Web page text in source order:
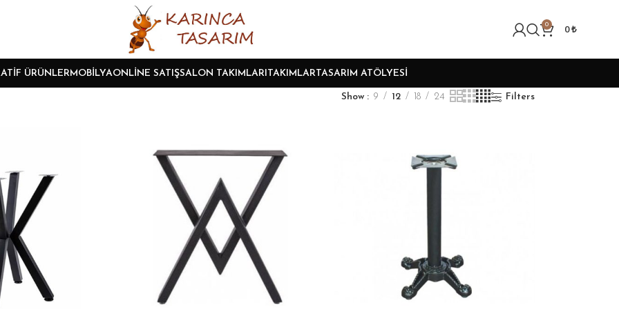
0 0₺
ÜRÜNLERMOBILYAONLINE SATIŞSALON TAKIMLARI TAKIMLARTASARIM ATÖLYESI
Show 9 12 18 24 Filters